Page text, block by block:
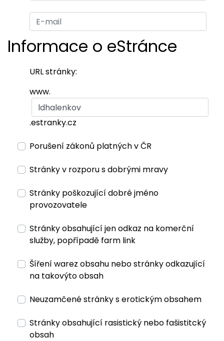
Informace o eStránce
URL stránky:
www.
.estranky.cz
Porušení zákonů platných v ČR
Stránky v rozporu s dobrými mravy
Stránky poškozující dobré jméno
provozovatele
Stránky obsahující jen odkaz na komerční
služby, popřípadě farm link
Šíření warez obsahu nebo stránky odkazující
na takovýto obsah
Neuzamčené stránky s erotickým obsahem
Stránky obsahující rasistický nebo fašistitcký
obsah